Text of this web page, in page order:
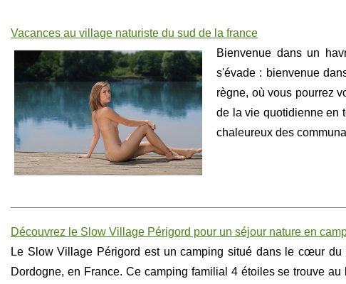
Vacances au village naturiste du sud de la france
Bienvenue dans un
s'évade : bienvenue
règne, où vous pourrez
de la vie quotidienne en
chaleureux des
Découvrez le Slow Village Périgord pour un séjour nature en
Le Slow Village Périgord est un camping situé dans le cœur du
Dordogne, en France. Ce camping familial 4 étoiles se trouve au